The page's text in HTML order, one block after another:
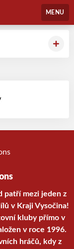
MENU
patří mezi jeden z
v Kraji Vysočina!
kluby přímo v
v roce 1996.
hráčů, kdy z